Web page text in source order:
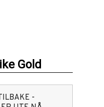
Gold
-